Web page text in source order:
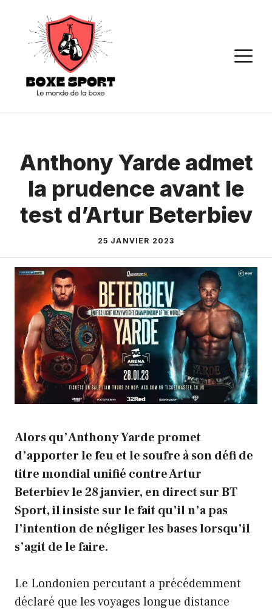
contenu
Anthony Yarde admet
la prudence avant le
test d’Artur Beterbiev
25 JANVIER 2023
Alors qu’Anthony Yarde promet
d’apporter le feu et le soufre à son défi de
titre mondial unifié contre Artur
Beterbiev le 28 janvier, en direct sur BT
Sport, il insiste sur le fait qu’il n’a pas
l’intention de négliger les bases lorsqu’il
s’agit de le faire.
Le Londonien percutant a précédemment
déclaré que les voyages longue distance